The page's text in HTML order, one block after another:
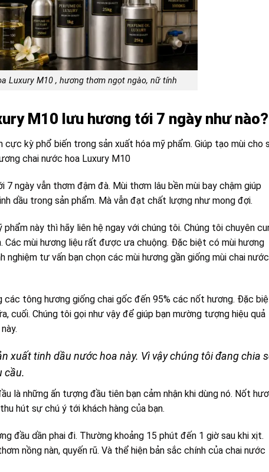
Luxury M10 , hương thơm ngọt ngào, nữ tính
M10 lưu hương tới 7 ngày như nào?
cực kỳ phổ biến trong sản xuất hóa mỹ phẩm. Giúp tạo mùi cho
chai nước hoa Luxury M10
ngày vẫn thơm đậm đà. Mùi thơm lâu bền mùi bay chậm giúp
dầu trong sản phẩm. Mà vẫn đạt chất lượng như mong đợi.
này thì hãy liên hệ ngay với chúng tôi. Chúng tôi chuyên
mùi hương liệu rất được ưa chuộng. Đặc biệt có mùi hương
nghiệm tư vấn bạn chọn các mùi hương gần giống mùi chai nước
các tông hương giống chai gốc đến 95% các nốt hương. Đặc
cuối. Chúng tôi gọi như vậy để giúp bạn mường tượng hiệu quả
xuất tinh dầu nước hoa này. Vì vậy chúng tôi đang chia
cầu.
là những ấn tượng đầu tiên bạn cảm nhận khi dùng nó. Nốt
hút sự chú ý tới khách hàng của bạn.
đầu dần phai đi. Thường khoảng 15 phút đến 1 giờ sau khi xịt.
nồng nàn, quyến rũ. Và thể hiện bản sắc chính của chai nước